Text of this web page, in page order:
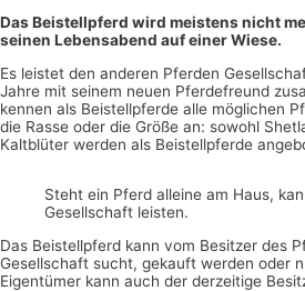
Das Beistellpferd wird meistens nicht
seinen Lebensabend auf einer Wiese.
Es leistet den anderen Pferden
Jahre mit seinem neuen Pferdefreund
kennen als Beistellpferde alle möglichen
die Rasse oder die Größe an: sowohl
Kaltblüter werden als Beistellpferde
Steht ein Pferd alleine am Haus,
Gesellschaft leisten.
Das Beistellpferd kann vom Besitzer des
Gesellschaft sucht, gekauft werden oder
Eigentümer kann auch der derzeitige